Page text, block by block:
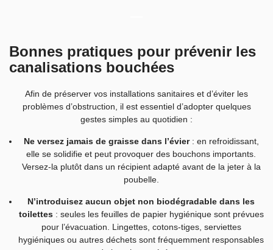
Bonnes pratiques pour prévenir les
canalisations bouchées
Afin de préserver vos installations sanitaires et d’éviter les
problèmes d’obstruction, il est essentiel d’adopter quelques
gestes simples au quotidien :
Ne versez jamais de graisse dans l’évier: en refroidissant,
elle se solidifie et peut provoquer des bouchons importants.
Versez-la plutôt dans un récipient adapté avant de la jeter à la
poubelle.
N’introduisez aucun objet non biodégradable dans les
toilettes: seules les feuilles de papier hygiénique sont prévues
pour l’évacuation. Lingettes, cotons-tiges, serviettes
hygiéniques ou autres déchets sont fréquemment responsables